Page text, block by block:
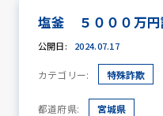
防犯活
塩釜 ５０００万
公開日: 2024.07.17
カテゴリー: 特殊詐欺
都道府県: 宮城県